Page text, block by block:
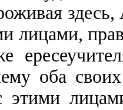
здесь,
лицами,
оба своих
этими